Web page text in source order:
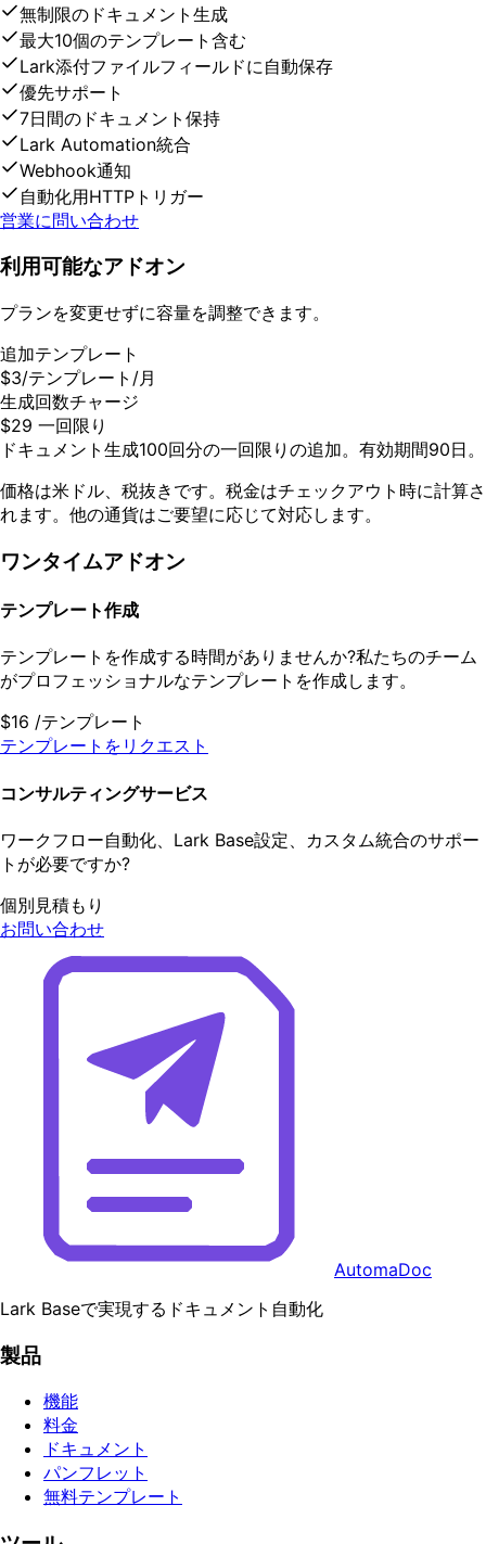
無制限のドキュメント生成
最大10個のテンプレート含む
Lark添付ファイルフィールドに自動保存
優先サポート
7日間のドキュメント保持
Lark Automation統合
Webhook通知
自動化用HTTPトリガー
営業に問い合わせ
利用可能なアドオン
プランを変更せずに容量を調整できます。
追加テンプレート
$3/テンプレート/月
生成回数チャージ
$29 一回限り
ドキュメント生成100回分の一回限りの追加。有効期間90日。
価格は米ドル、税抜きです。税金はチェックアウト時に計算さ
れます。他の通貨はご要望に応じて対応します。
ワンタイムアドオン
テンプレート作成
テンプレートを作成する時間がありませんか?私たちのチーム
がプロフェッショナルなテンプレートを作成します。
$16 /テンプレート
テンプレートをリクエスト
コンサルティングサービス
ワークフロー自動化、Lark Base設定、カスタム統合のサポー
トが必要ですか?
個別見積もり
お問い合わせ
AutomaDoc
Lark Baseで実現するドキュメント自動化
製品
機能
料金
ドキュメント
パンフレット
無料テンプレート